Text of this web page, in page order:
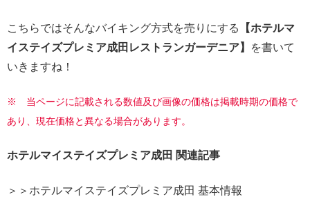
こちらではそんなバイキング方式を売りにする
【ホテルマ
イステイズプレミア成田レストランガーデニア】
を書いて
いきますね！
※ 当ページに記載される数値及び画像の価格は掲載時期の価格で
あり、現在価格と異なる場合があります。
ホテルマイステイズプレミア成田 関連記事
＞＞ホテルマイステイズプレミア成田 基本情報